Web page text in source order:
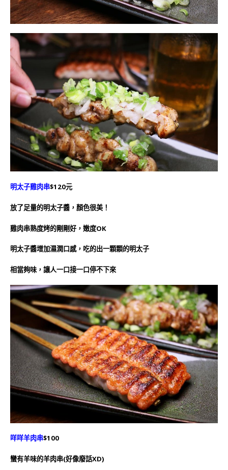
明太子雞肉串$120元
放了足量的明太子醬，顏色很美！
雞肉串熟度烤的剛剛好，嫩度OK
明太子醬增加濕潤口感，吃的出一顆顆的明太子
相當夠味，讓人一口接一口停不下來
咩咩羊肉串$100
蠻有羊味的羊肉串(好像廢話XD)